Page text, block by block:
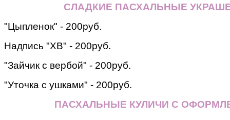
СЛАДКИЕ ПАСХАЛЬНЫЕ
"Цыпленок" - 200руб.
Надпись "ХВ" - 200руб.
"Зайчик с вербой" - 200руб.
"Уточка с ушками" - 200руб.
ПАСХАЛЬНЫЕ КУЛИЧИ С